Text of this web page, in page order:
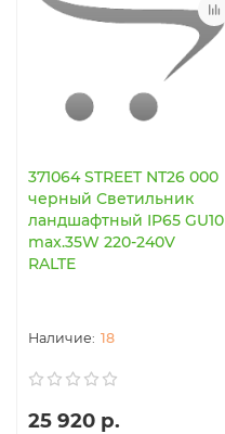
371064 STREET NT26 000
черный Светильник
ландшафтный IP65 GU10
max.35W 220-240V
RALTE
18
25 920 р.